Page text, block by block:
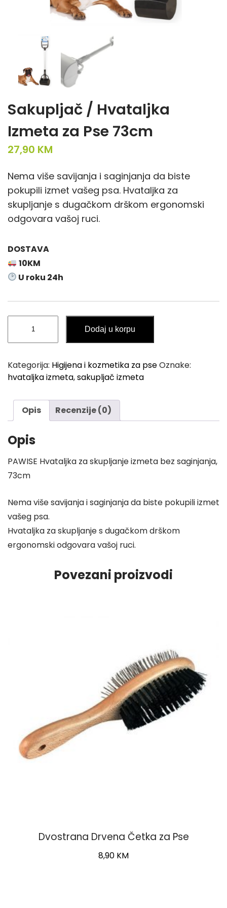
Sakupljač / Hvataljka
Izmeta za Pse 73cm
27,90 KM
Nema više savijanja i saginjanja da biste
pokupili izmet vašeg psa. Hvataljka za
skupljanje s dugačkom drškom ergonomski
odgovara vašoj ruci.
DOSTAVA
10KM
U roku 24h
Hvataljka
za
Pse
količina
Dodaj u korpu
Kategorija: Higijena i kozmetika za pseOznake:
hvataljka izmeta,sakupljač izmeta
Opis Recenzije (0)
Opis
PAWISE Hvataljka za skupljanje izmeta bez saginjanja,
73cm
Nema više savijanja i saginjanja da biste pokupili izmet
vašeg psa.
Hvataljka za skupljanje s dugačkom drškom
ergonomski odgovara vašoj ruci.
Povezani proizvodi
Dvostrana Drvena Četka za Pse
8,90 KM